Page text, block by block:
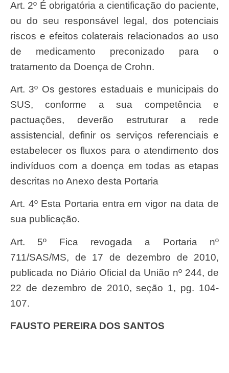
Art. 2º É obrigatória a cientificação do paciente,
ou do seu responsável legal, dos potenciais
riscos e efeitos colaterais relacionados ao uso
de medicamento preconizado para o
tratamento da Doença de Crohn.
Art. 3º Os gestores estaduais e municipais do
SUS, conforme a sua competência e
pactuações, deverão estruturar a rede
assistencial, definir os serviços referenciais e
estabelecer os fluxos para o atendimento dos
indivíduos com a doença em todas as etapas
descritas no Anexo desta Portaria
Art. 4º Esta Portaria entra em vigor na data de
sua publicação.
Art. 5º Fica revogada a Portaria nº
711/SAS/MS, de 17 de dezembro de 2010,
publicada no Diário Oficial da União nº 244, de
22 de dezembro de 2010, seção 1, pg. 104-
107.
FAUSTO PEREIRA DOS SANTOS